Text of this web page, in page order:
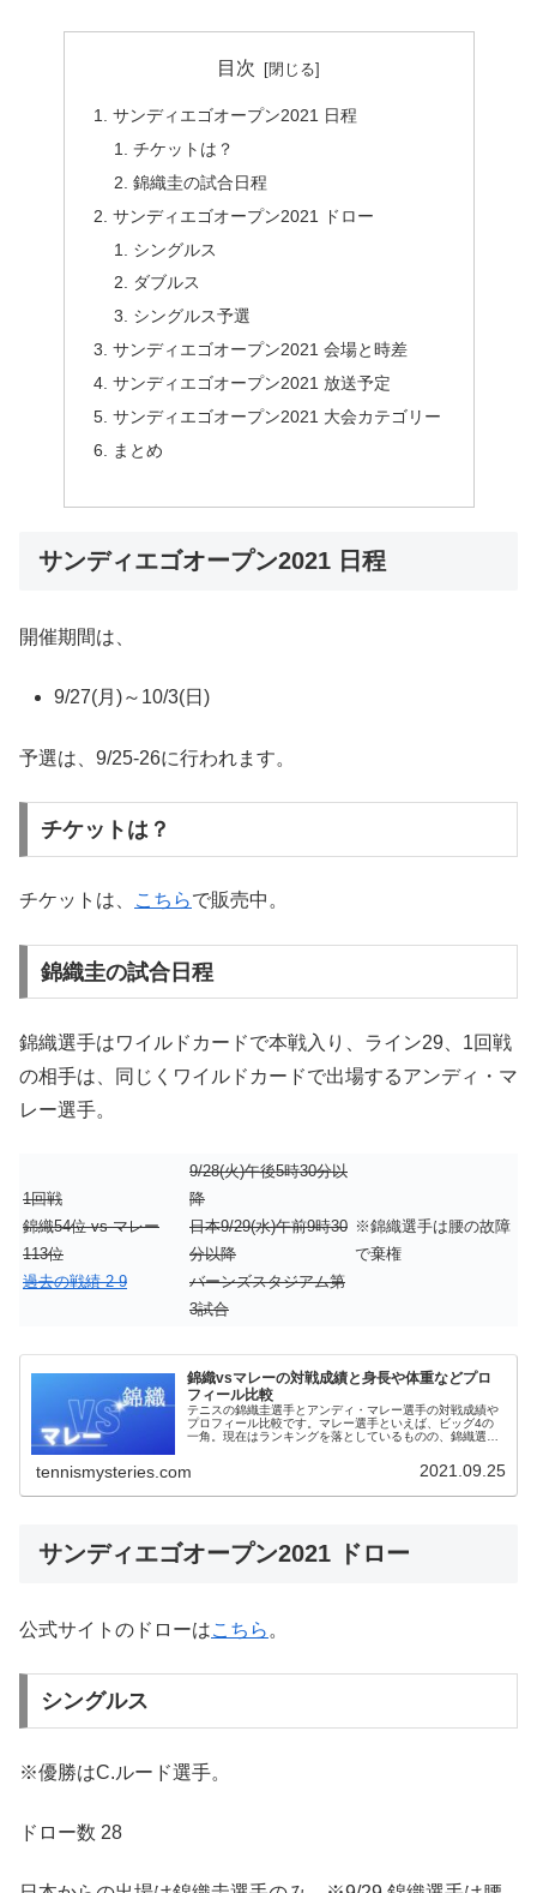
目次
サンディエゴオープン2021 日程
チケットは？
錦織圭の試合日程
サンディエゴオープン2021 ドロー
シングルス
ダブルス
シングルス予選
サンディエゴオープン2021 会場と時差
サンディエゴオープン2021 放送予定
サンディエゴオープン2021 大会カテゴリー
まとめ
サンディエゴオープン2021 日程
開催期間は、
9/27(月)～10/3(日)
予選は、9/25-26に行われます。
チケットは？
チケットは、 こちらで販売中。
錦織圭の試合日程
錦織選手はワイルドカードで本戦入り、ライン29、1回戦
の相手は、同じくワイルドカードで出場するアンディ・マ
レー選手。
1回戦
錦織54位 vs マレー
113位
過去の戦績 2-9
9/28(火)午後5時30分以
降
日本9/29(水)午前9時30
分以降
バーンズスタジアム第
3試合
※錦織選手は腰の故障
で棄権
錦織vsマレーの対戦成績と身長や体重などプロ
フィール比較
テニスの錦織圭選手とアンディ・マレー選手の対戦成績や
プロフィール比較です。マレー選手といえば、ビッグ4の
一角。現在はランキングを落としているものの、錦織選手
tennismysteries.com 2021.09.25
サンディエゴオープン2021 ドロー
公式サイトのドローはこちら 。
シングルス
※優勝はC.ルード選手。
ドロー数 28